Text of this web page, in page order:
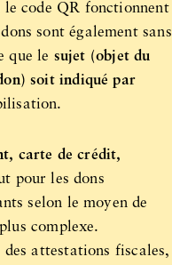
code QR fonctionnent
sont également sans
que le sujet (objet du
soit indiqué par
carte de crédit,
pour les dons
selon le moyen de
complexe.
attestations fiscales,